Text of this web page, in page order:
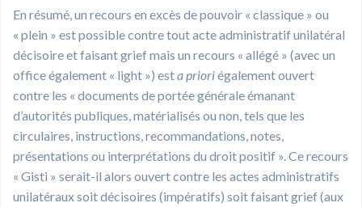
En résumé, un recours en excès de pouvoir « classique » ou
« plein » est possible contre tout acte administratif unilatéral
décisoire et faisant grief mais un recours « allégé » (avec un
office également « light ») esta prioriégalement ouvert
contre les « documents de portée générale émanant
d’autorités publiques, matérialisés ou non, tels que les
circulaires, instructions, recommandations, notes,
présentations ou interprétations du droit positif ». Ce recours
« Gisti » serait-il alors ouvert contre les actes administratifs
unilatéraux soit décisoires (impératifs) soit faisant grief (aux